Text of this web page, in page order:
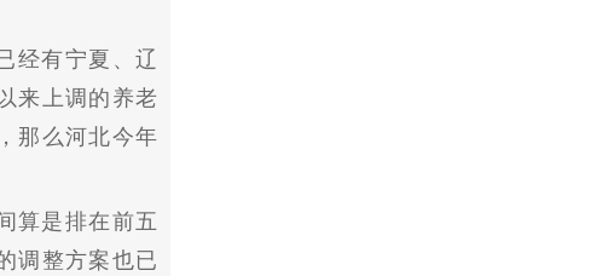
经有宁夏、辽
来上调的养老
那么河北今年
算是排在前五
调整方案也已